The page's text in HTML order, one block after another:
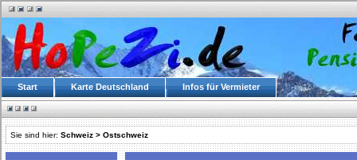
Start Karte Deutschland Infos für Vermieter
Sie sind hier: Schweiz > Ostschweiz